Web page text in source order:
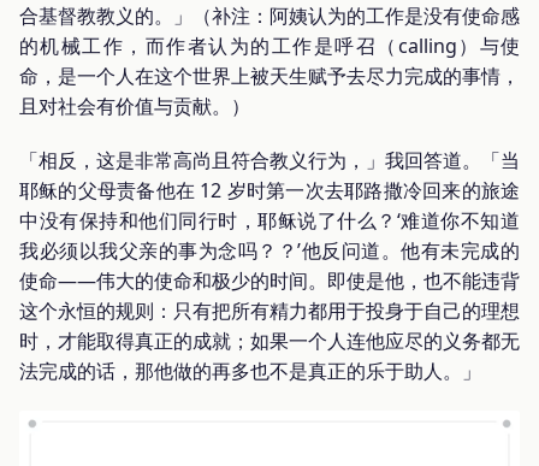
合基督教教义的。」（补注：阿姨认为的工作是没有使命感
的机械工作，而作者认为的工作是呼召（calling）与使
命，是一个人在这个世界上被天生赋予去尽力完成的事情，
且对社会有价值与贡献。）
「相反，这是非常高尚且符合教义行为，」我回答道。「当
耶稣的父母责备他在 12 岁时第一次去耶路撒冷回来的旅途
中没有保持和他们同行时，耶稣说了什么？‘难道你不知道
我必须以我父亲的事为念吗？？’他反问道。他有未完成的
使命——伟大的使命和极少的时间。即使是他，也不能违背
这个永恒的规则：只有把所有精力都用于投身于自己的理想
时，才能取得真正的成就；如果一个人连他应尽的义务都无
法完成的话，那他做的再多也不是真正的乐于助人。」